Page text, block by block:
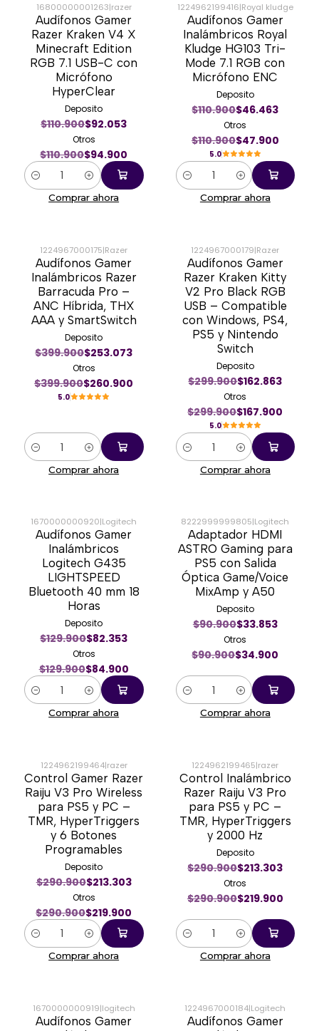
-14%
16800000001263|razer
Audífonos Gamer
Razer Kraken V4 X
Minecraft Edition
RGB 7.1 USB-C con
Micrófono
HyperClear
Deposito
$110.900$92.053
Otros
$110.900$94.900
Cantidad
Comprar ahora
-57%
1224962199416|Royal kludge
Audífonos Gamer
Inalámbricos Royal
Kludge HG103 Tri-
Mode 7.1 RGB con
Micrófono ENC
Deposito
$110.900$46.463
Otros
$110.900$47.900
5.0
Cantidad
Comprar ahora
-35%
1224967000175|Razer
Audífonos Gamer
Inalámbricos Razer
Barracuda Pro –
ANC Híbrida, THX
AAA y SmartSwitch
Deposito
$399.900$253.073
Otros
$399.900$260.900
5.0
Cantidad
Comprar ahora
-44%
1224967000179|Razer
Audífonos Gamer
Razer Kraken Kitty
V2 Pro Black RGB
USB – Compatible
con Windows, PS4,
PS5 y Nintendo
Switch
Deposito
$299.900$162.863
Otros
$299.900$167.900
5.0
Cantidad
Comprar ahora
-35%
1670000000920|Logitech
Audífonos Gamer
Inalámbricos
Logitech G435
LIGHTSPEED
Bluetooth 40 mm 18
Horas
Deposito
$129.900$82.353
Otros
$129.900$84.900
Cantidad
Comprar ahora
-62%
8222999999805|Logitech
Adaptador HDMI
ASTRO Gaming para
PS5 con Salida
Óptica Game/Voice
MixAmp y A50
Deposito
$90.900$33.853
Otros
$90.900$34.900
Cantidad
Comprar ahora
-24%
1224962199464|razer
Control Gamer Razer
Raiju V3 Pro Wireless
para PS5 y PC –
TMR, HyperTriggers
y 6 Botones
Programables
Deposito
$290.900$213.303
Otros
$290.900$219.900
Cantidad
Comprar ahora
-24%
1224962199465|razer
Control Inalámbrico
Razer Raiju V3 Pro
para PS5 y PC –
TMR, HyperTriggers
y 2000 Hz
Deposito
$290.900$213.303
Otros
$290.900$219.900
Cantidad
Comprar ahora
-33%
1670000000919|logitech
Audífonos Gamer
-46%
1224967000184|Logitech
Audífonos Gamer